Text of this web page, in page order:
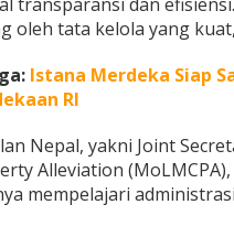
oleh tata kelola yang
Istana Merdeka Siap
RI
Nepal, yakni Joint
Alleviation
mempelajari